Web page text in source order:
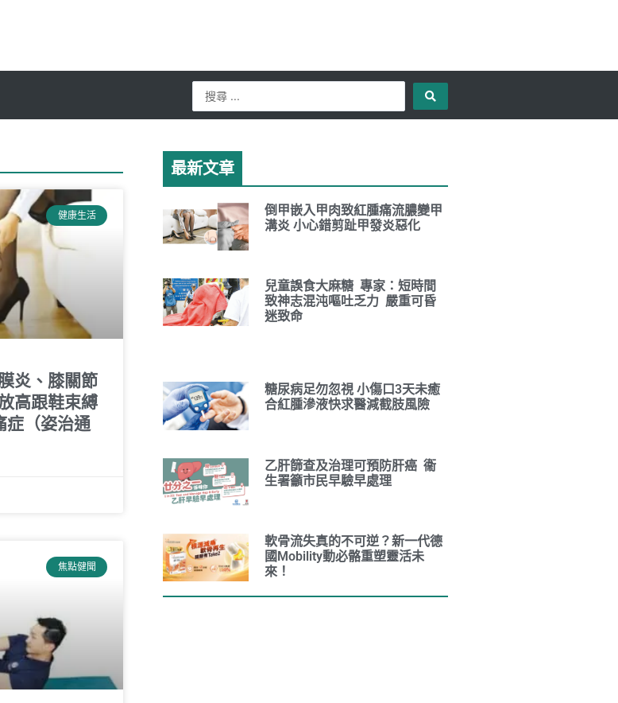
Search
...
健康生活
炎、膝關節
高跟鞋束縛
症（姿治通
焦點健聞
最新文章
倒甲嵌入甲肉致紅腫痛流膿變甲
溝炎 小心錯剪趾甲發炎惡化
兒童誤食大麻糖 專家：短時間
致神志混沌嘔吐乏力 嚴重可昏
迷致命
糖尿病足勿忽視 小傷口3天未癒
合紅腫滲液快求醫減截肢風險
乙肝篩查及治理可預防肝癌 衞
生署籲市民早驗早處理
軟骨流失真的不可逆？新一代德
國Mobility動必骼重塑靈活未
來！